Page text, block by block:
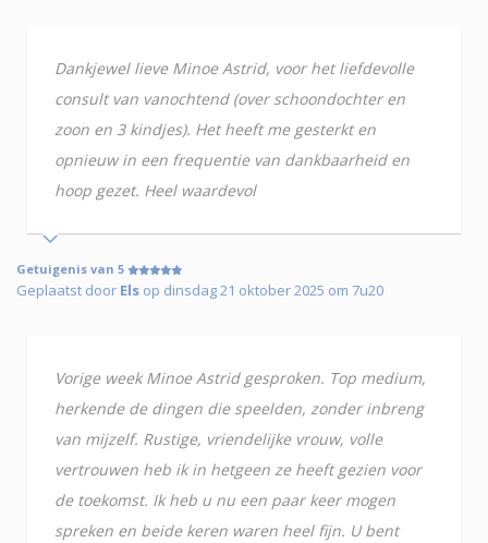
Dankjewel lieve Minoe Astrid, voor het liefdevolle
consult van vanochtend (over schoondochter en
zoon en 3 kindjes). Het heeft me gesterkt en
opnieuw in een frequentie van dankbaarheid en
hoop gezet. Heel waardevol
Getuigenis van 5
Geplaatst door Els op dinsdag 21 oktober 2025 om 7u20
Vorige week Minoe Astrid gesproken. Top medium,
herkende de dingen die speelden, zonder inbreng
van mijzelf. Rustige, vriendelijke vrouw, volle
vertrouwen heb ik in hetgeen ze heeft gezien voor
de toekomst. Ik heb u nu een paar keer mogen
spreken en beide keren waren heel fijn. U bent